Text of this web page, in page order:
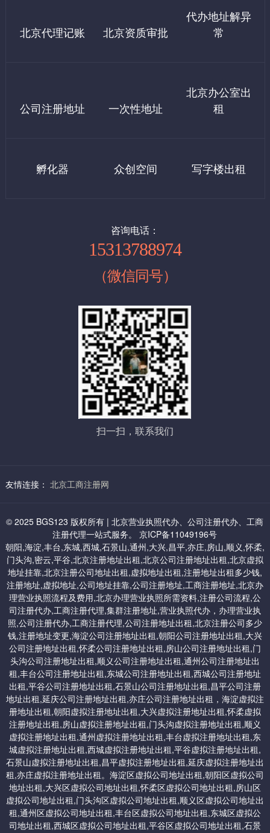
四：东城区虚拟地址：
1、小规模 8000起/年 （提供石景山科技园地址）
2、一般纳税人 12000起/年
六：丰台虚拟地址：
1、小规模地址 7000起/年（海户营）
2、一般纳税人 8500起/年
1、6000/三年：小规模及一般纳税人都可以
八：昌平虚拟地址
1、小规模 2000起/年,位置在北七家
2、一次性收费地址 5000（个人产权地址）
提供北京一次性收费永久免费使用的地址：交一次钱，以后地址不
需要续费。
一：顺义集中办公区虚拟地址：5000/一次性收费永久免费。
二：平谷一次性收费地址：4000
三：延庆科技园区地址：5000/一次性收费永久免费
四：怀柔一次性收费地址：4000起/一次性收费
公司注册是开始创业的第一步。一般来说，公司注册的流程包括：
企业核名→提交材料→领取执照→刻章，就可以完成公司注册，进
企业名称查询
（注册公司第一步，即查名，通过北京市工商行管理局进行公司名
进行综合审定，给予注册核准，并发放盖有市工商行政管理局名称
2，提供证件材料签字
新注册公司申办人提供一个法人和全体股东的身份证各一份、房屋
租赁合同原件，房产证复印件+房东签字，房东身份证复印件+签字
制作相关公司材料并由法人股东签字。
相关行政机关如有新规定，由相关部门和申办人按照国家规定相互
经营范围中有需特种许可经营项目，报送审批
如有特殊经营许可项目还需相关部门报审盖章，特种行业，许可证
人章、全体股东章、公司名称章等。
5，申领营业执照
工商局经过企业提交材料进行审查，确定符合企业登记申请，经工
商行政管理局核定，即发放工商企业营业执照，并公告企业成立。
如果需要租房发票，发票税点10个记500元，需要客户自理
你公司需要我们全程办理，按上面价格收费。
北京代理记账 北京资质审批
代办地址解异
常
公司注册地址 一次性地址
北京办公室出
租
孵化器 众创空间 写字楼出租
咨询电话：
15313788974
（微信同号）
扫一扫，联系我们
友情连接： 北京工商注册网
© 2025 BGS123 版权所有 | 北京营业执照代办、公司注册代办、工商
注册代理一站式服务。 京ICP备11049196号
朝阳,海淀,丰台,东城,西城,石景山,通州,大兴,昌平,亦庄,房山,顺义,怀柔,
门头沟,密云,平谷,北京注册地址出租,北京公司注册地址出租,北京虚拟
地址挂靠,北京注册公司地址出租,虚拟地址出租,注册地址出租多少钱,
注册地址,虚拟地址,公司地址挂靠,公司注册地址,工商注册地址,北京办
理营业执照流程及费用,北京办理营业执照所需资料,注册公司流程,公
司注册代办,工商注册代理,集群注册地址,营业执照代办，办理营业执
照,公司注册代办,工商注册代理,公司注册地址出租,北京注册公司多少
钱,注册地址变更,海淀公司注册地址出租,朝阳公司注册地址出租,大兴
公司注册地址出租,怀柔公司注册地址出租,房山公司注册地址出租,门
头沟公司注册地址出租,顺义公司注册地址出租,通州公司注册地址出
租,丰台公司注册地址出租,东城公司注册地址出租,西城公司注册地址
出租,平谷公司注册地址出租,石景山公司注册地址出租,昌平公司注册
地址出租,延庆公司注册地址出租,亦庄公司注册地址出租，海淀虚拟注
册地址出租,朝阳虚拟注册地址出租,大兴虚拟注册地址出租,怀柔虚拟
注册地址出租,房山虚拟注册地址出租,门头沟虚拟注册地址出租,顺义
虚拟注册地址出租,通州虚拟注册地址出租,丰台虚拟注册地址出租,东
城虚拟注册地址出租,西城虚拟注册地址出租,平谷虚拟注册地址出租,
石景山虚拟注册地址出租,昌平虚拟注册地址出租,延庆虚拟注册地址出
租,亦庄虚拟注册地址出租。海淀区虚拟公司地址出租,朝阳区虚拟公司
地址出租,大兴区虚拟公司地址出租,怀柔区虚拟公司地址出租,房山区
虚拟公司地址出租,门头沟区虚拟公司地址出租,顺义区虚拟公司地址出
租,通州区虚拟公司地址出租,丰台区虚拟公司地址出租,东城区虚拟公
司地址出租,西城区虚拟公司地址出租,平谷区虚拟公司地址出租,石景